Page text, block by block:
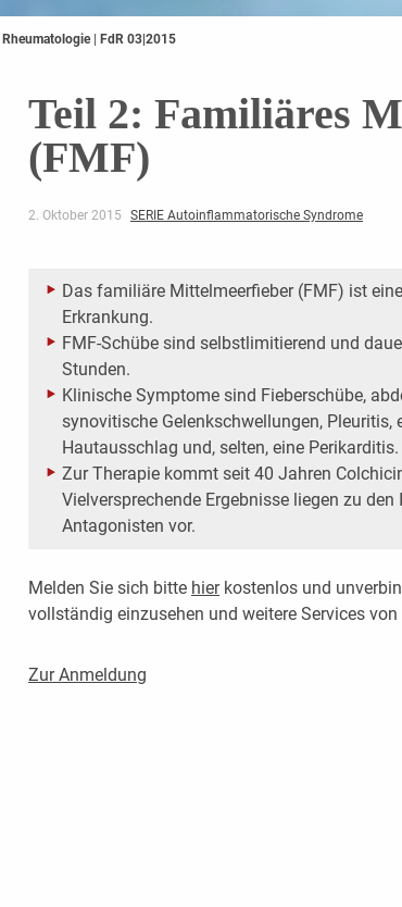
Rheumatologie | FdR 03|2015
Teil 2: Familiäres
(FMF)
2. Oktober 2015 SERIE Autoinflammatorische Syndrome
Das familiäre Mittelmeerfieber (FMF) ist
Erkrankung.
FMF-Schübe sind selbstlimitierend und
Stunden.
Klinische Symptome sind Fieberschübe,
synovitische Gelenkschwellungen, Pleuritis,
Hautausschlag und, selten, eine Perikarditis.
Zur Therapie kommt seit 40 Jahren
Vielversprechende Ergebnisse liegen zu den
Antagonisten vor.
Melden Sie sich bitte hierkostenlos und
vollständig einzusehen und weitere Services
Zur Anmeldung